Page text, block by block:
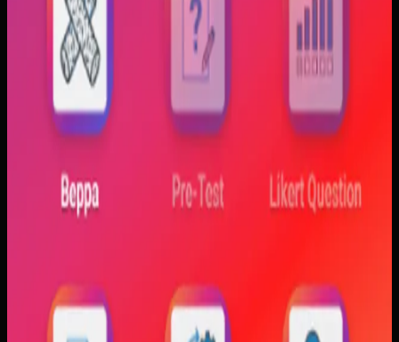
Trajectfika
Trajectfika
Sebelumnya
Mahasiswa sering kesulitan menghubungkan persamaan
matematis dengan perilaku fisik yang sebenarnya,
konsisten. Materi yang hanya tampil statis juga membuat
konsep perubahan fase dan perilaku sistem sulit
dibayangkan.
visualisasi gerak, dan grafik yang berubah langsung saat
variabel diubah. Dengan begitu, mahasiswa bisa melihat
hubungan antara teori dan simulasi secara lebih konkret.